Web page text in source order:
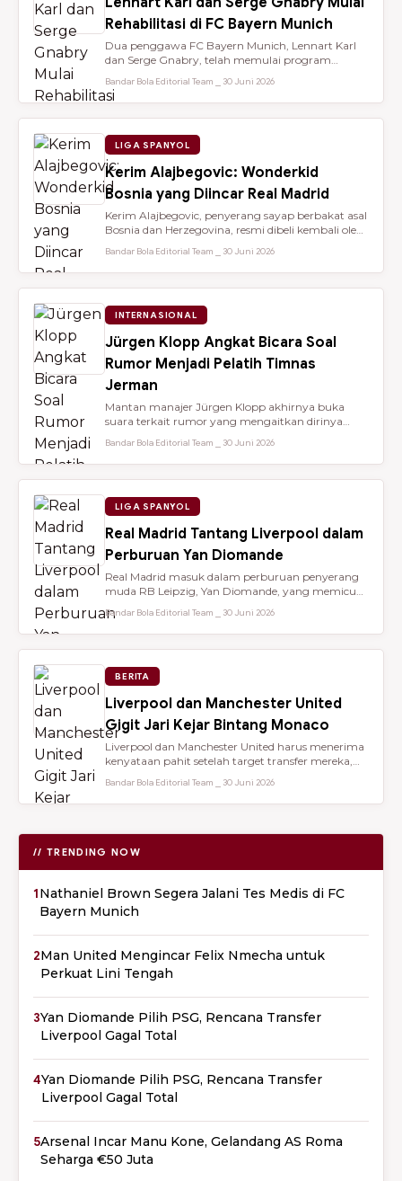
Rehabilitasi di FC Bayern Munich
Dua penggawa FC Bayern Munich, Lennart Karl
dan Serge Gnabry, telah memulai program
Bandar Bola Editorial Team ⎯ 30 Juni 2026
LIGA SPANYOL
Kerim Alajbegovic: Wonderkid
Bosnia yang Diincar Real Madrid
Kerim Alajbegovic, penyerang sayap berbakat asal
Bosnia dan Herzegovina, resmi dibeli kembali oleh
Bandar Bola Editorial Team ⎯ 30 Juni 2026
INTERNASIONAL
Jürgen Klopp Angkat Bicara Soal
Rumor Menjadi Pelatih Timnas
Jerman
Mantan manajer Jürgen Klopp akhirnya buka
suara terkait rumor yang mengaitkan dirinya
Bandar Bola Editorial Team ⎯ 30 Juni 2026
LIGA SPANYOL
Real Madrid Tantang Liverpool dalam
Perburuan Yan Diomande
Real Madrid masuk dalam perburuan penyerang
muda RB Leipzig, Yan Diomande, yang memicu
Bandar Bola Editorial Team ⎯ 30 Juni 2026
BERITA
Liverpool dan Manchester United
Gigit Jari Kejar Bintang Monaco
Liverpool dan Manchester United harus menerima
kenyataan pahit setelah target transfer mereka,
Bandar Bola Editorial Team ⎯ 30 Juni 2026
// TRENDING NOW
1Nathaniel Brown Segera Jalani Tes Medis di FC
Bayern Munich
2Man United Mengincar Felix Nmecha untuk
Perkuat Lini Tengah
3Yan Diomande Pilih PSG, Rencana Transfer
Liverpool Gagal Total
4Yan Diomande Pilih PSG, Rencana Transfer
Liverpool Gagal Total
5Arsenal Incar Manu Kone, Gelandang AS Roma
Seharga €50 Juta